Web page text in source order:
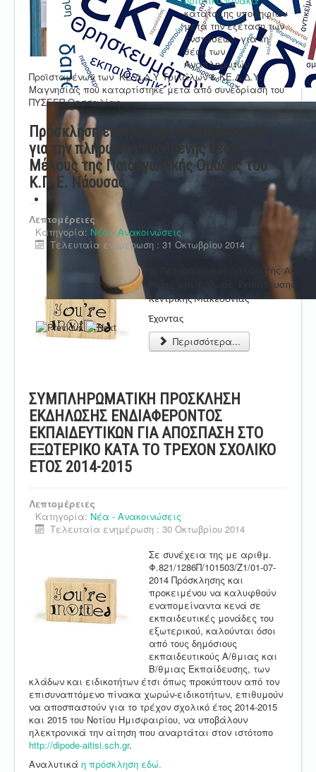
κατάταξης υποψηφίων
μετά την εξέταση των
ενστάσεων, για τη
θέση των
Αναπληρωτών
Προϊσταμένων των ΚΕ.Δ.Δ.Υ Τρικάλων & ΚΕ.Δ.Δ.Υ.
Μαγνησίας που καταρτίστηκε μετά από συνεδρίαση του
ΠΥΣΕΕΠ Θεσσαλίας .
Πρόσκληση εκδήλωσης ενδιαφέροντος
για την πλήρωση κενούμενης θέσης
Μέλους της Παιδαγωγικής Ομάδας του
Κ.Π.Ε. Νάουσας
Λεπτομέρειες
Κατηγορία: Νέα - Ανακοινώσεις
Τελευταία ενημέρωση : 31 Οκτωβρίου 2014
Ο Περιφερειακός Διευθυντής Α/
θμιας και Β/θμιας Εκπαίδευσης
Κεντρικής Μακεδονίας
Έχοντας
Περισσότερα...
ΣΥΜΠΛΗΡΩΜΑΤΙΚΗ ΠΡΟΣΚΛΗΣΗ
ΕΚΔΗΛΩΣΗΣ ΕΝΔΙΑΦΕΡΟΝΤΟΣ
ΕΚΠΑΙΔΕΥΤΙΚΩΝ ΓΙΑ ΑΠΟΣΠΑΣΗ ΣΤΟ
ΕΞΩΤΕΡΙΚΟ ΚΑΤΑ ΤΟ ΤΡΕΧΟΝ ΣΧΟΛΙΚΟ
ΕΤΟΣ 2014-2015
Λεπτομέρειες
Κατηγορία: Νέα - Ανακοινώσεις
Τελευταία ενημέρωση : 30 Οκτωβρίου 2014
Σε συνέχεια της με αριθμ.
Φ.821/1286Π/101503/Ζ1/01-07-
2014 Πρόσκλησης και
προκειμένου να καλυφθούν
εναπομείναντα κενά σε
εκπαιδευτικές μονάδες του
εξωτερικού, καλούνται όσοι
από τους δημόσιους
εκπαιδευτικούς Α/θμιας και
Β/θμιας Εκπαίδευσης, των
κλάδων και ειδικοτήτων έτσι όπως προκύπτουν από τον
επισυναπτόμενο πίνακα χωρών-ειδικοτήτων, επιθυμούν
να αποσπαστούν για το τρέχον σχολικό έτος 2014-2015
και 2015 του Νοτίου Ημισφαιρίου, να υποβάλουν
ηλεκτρονικά την αίτηση που αναρτάται στον ιστότοπο
http://dipode-aitisi.sch.gr.
Αναλυτικά η πρόσκληση εδώ.